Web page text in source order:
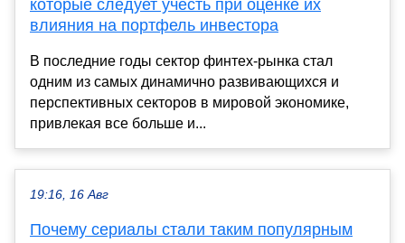
которые следует учесть при оценке их
влияния на портфель инвестора
В последние годы сектор финтех-рынка стал
одним из самых динамично развивающихся и
перспективных секторов в мировой экономике,
привлекая все больше и...
19:16, 16 Авг
Почему сериалы стали таким популярным